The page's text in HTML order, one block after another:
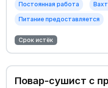
Постоянная работа
Питание предоставляется
Срок истёк
Повар‑сушист с